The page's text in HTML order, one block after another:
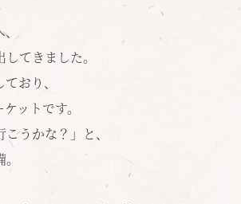
てきました。
おり、
ットです。
うかな？」と、